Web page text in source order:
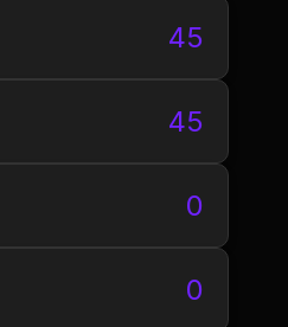
45
45
0
0